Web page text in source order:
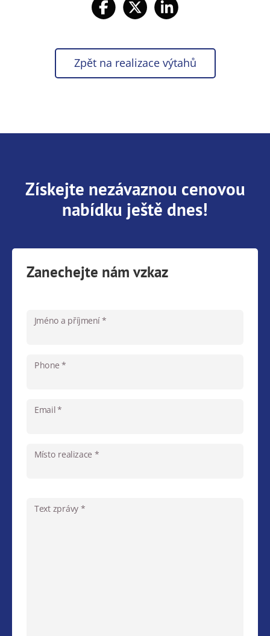
Zpět na realizace výtahů
Získejte nezávaznou cenovou
nabídku ještě dnes!
Zanechejte nám vzkaz
Jméno a příjmení *
Phone *
Email *
Místo realizace *
Text zprávy *